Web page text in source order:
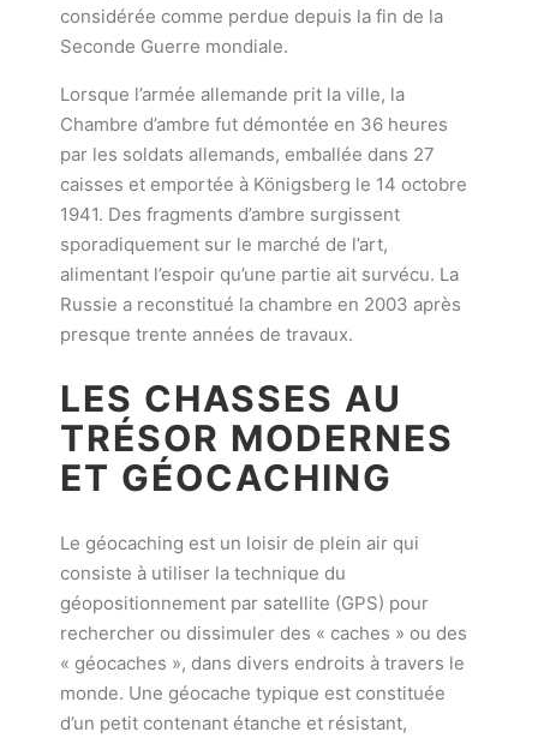
considérée comme perdue depuis la fin de la
Seconde Guerre mondiale.
Lorsque l’armée allemande prit la ville, la
Chambre d’ambre fut démontée en 36 heures
par les soldats allemands, emballée dans 27
caisses et emportée à Königsberg le 14 octobre
1941. Des fragments d’ambre surgissent
sporadiquement sur le marché de l’art,
alimentant l’espoir qu’une partie ait survécu. La
Russie a reconstitué la chambre en 2003 après
presque trente années de travaux.
LES CHASSES AU
TRÉSOR MODERNES
ET GÉOCACHING
Le géocaching est un loisir de plein air qui
consiste à utiliser la technique du
géopositionnement par satellite (GPS) pour
rechercher ou dissimuler des « caches » ou des
« géocaches », dans divers endroits à travers le
monde. Une géocache typique est constituée
d’un petit contenant étanche et résistant,